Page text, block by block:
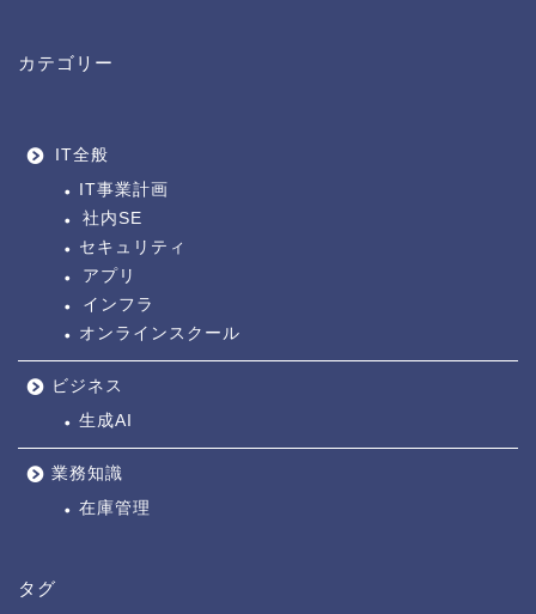
カテゴリー
IT全般
IT事業計画
社内SE
セキュリティ
アプリ
インフラ
オンラインスクール
ビジネス
生成AI
業務知識
在庫管理
タグ